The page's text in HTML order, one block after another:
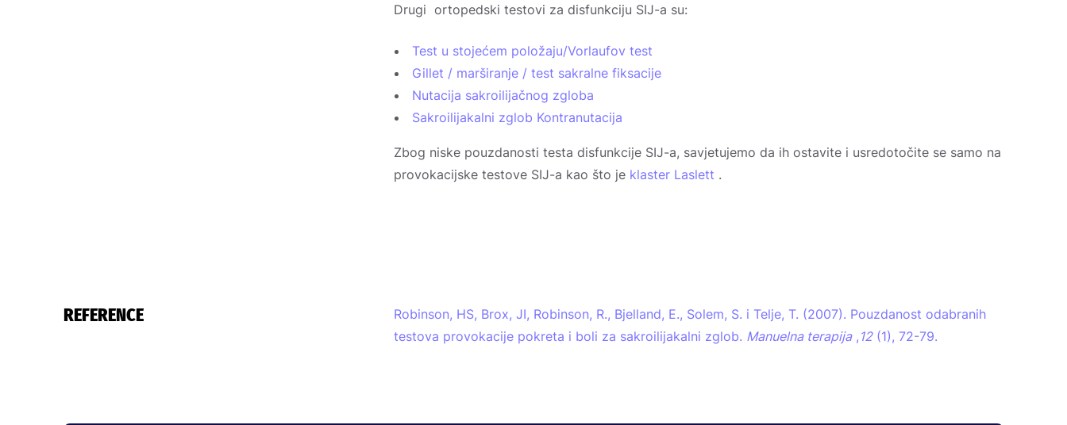
Drugi ortopedski testovi za disfunkciju SIJ-a su:
Test u stojećem položaju/Vorlaufov test
Gillet / marširanje / test sakralne fiksacije
Nutacija sakroilijačnog zgloba
Sakroilijakalni zglob Kontranutacija
Zbog niske pouzdanosti testa disfunkcije SIJ-a, savjetujemo da ih ostavite i usredotočite se samo na
provokacijske testove SIJ-a kao što je klaster Laslett .
REFERENCE
Robinson, HS, Brox, JI, Robinson, R., Bjelland, E., Solem, S. i Telje, T. (2007). Pouzdanost odabranih
testova provokacije pokreta i boli za sakroilijakalni zglob. Manuelna terapija, 12(1), 72-79.